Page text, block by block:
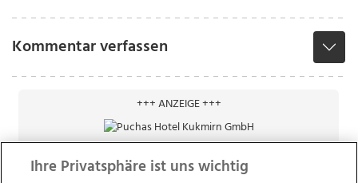
Kommentar verfassen
+++ ANZEIGE +++
Ihre Privatsphäre ist uns wichtig